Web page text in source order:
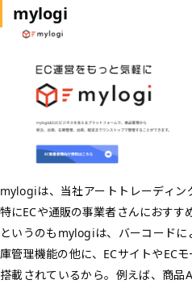
mylogi
mylogiは、当社アートトレーディン
特にECや通販の事業者さんにおすす
というのもmylogiは、バーコード
庫管理機能の他に、ECサイトやEC
搭載されているから。例えば、商品